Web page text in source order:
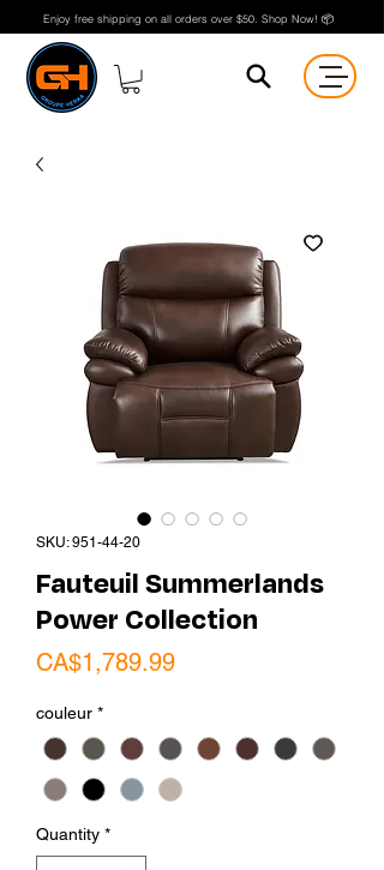
Enjoy free shipping on all orders over $50. Shop Now! 📦
SKU: 951-44-20
Fauteuil Summerlands
Power Collection
CA$1,789.99Price
couleur *
Quantity *